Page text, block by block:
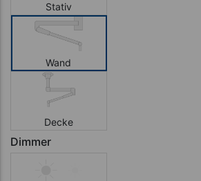
Stativ
Wand
Decke
Dimmer